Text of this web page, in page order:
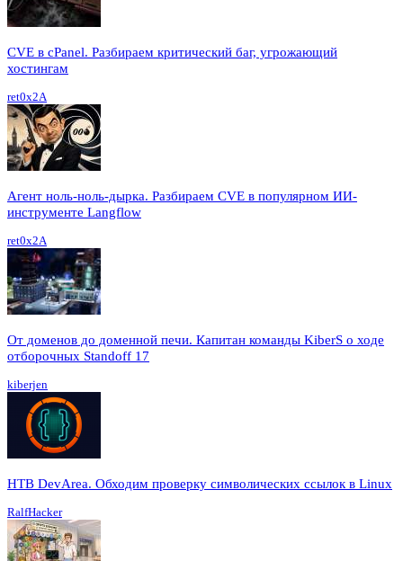
CVE в cPanel. Разбираем критический баг, угрожающий
хостингам
ret0x2A
Агент ноль-ноль-дырка. Разбираем CVE в популярном ИИ-
инструменте Langflow
ret0x2A
От доменов до доменной печи. Капитан команды KiberS о ходе
отборочных Standoff 17
kiberjen
HTB DevArea. Обходим проверку символических ссылок в Linux
RalfHacker